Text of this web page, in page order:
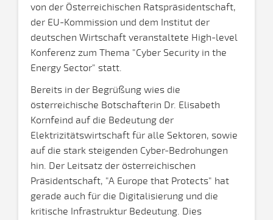
von der Österreichischen Ratspräsidentschaft,
der EU-Kommission und dem Institut der
deutschen Wirtschaft veranstaltete High-level
Konferenz zum Thema "Cyber Security in the
Energy Sector" statt.
Bereits in der Begrüßung wies die
österreichische Botschafterin Dr. Elisabeth
Kornfeind auf die Bedeutung der
Elektrizitätswirtschaft für alle Sektoren, sowie
auf die stark steigenden Cyber-Bedrohungen
hin. Der Leitsatz der österreichischen
Präsidentschaft, "A Europe that Protects" hat
gerade auch für die Digitalisierung und die
kritische Infrastruktur Bedeutung. Dies